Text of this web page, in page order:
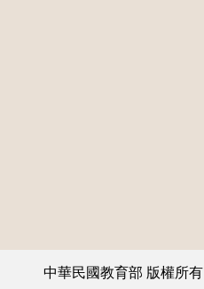
中華民國教育部 版權所有